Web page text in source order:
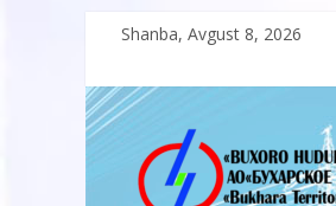
content
Shanba, Avgust 8, 2026
“Buxoro